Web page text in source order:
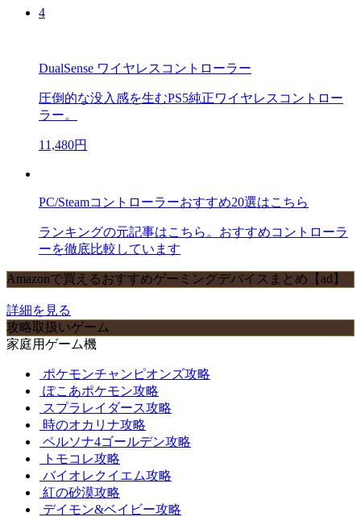
4
DualSense ワイヤレスコントローラー
圧倒的な没入感を生むPS5純正ワイヤレスコントロー
ラー。
11,480円
PC/Steamコントローラーおすすめ20選はこちら
ランキングの元記事はこちら。おすすめコントローラ
ーを徹底比較しています
Amazonで買えるおすすめゲーミングデバイスまとめ【ad】
詳細を見る
攻略取扱いゲーム
家庭用ゲーム機
ポケモンチャンピオンズ攻略
ぽこあポケモン攻略
スプラレイダース攻略
時のオカリナ攻略
ペルソナ4ゴールデン攻略
トモコレ攻略
バイオレクイエム攻略
紅の砂漠攻略
デイモン&ベイビー攻略